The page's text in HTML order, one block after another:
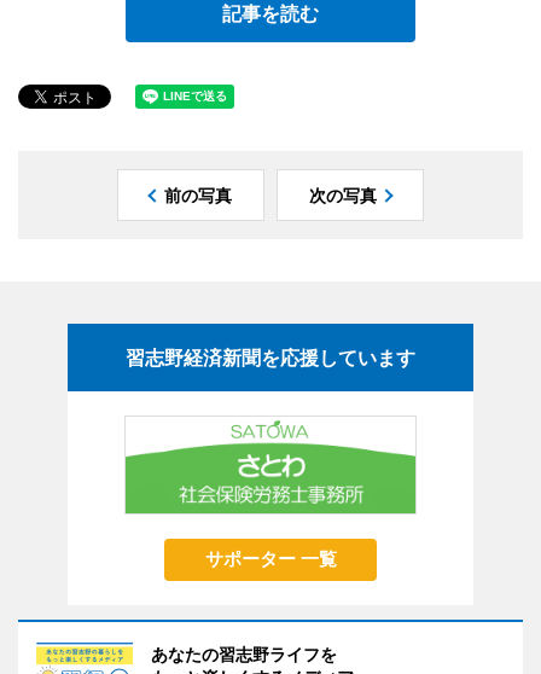
記事を読む
前の写真 次の写真
習志野経済新聞を応援しています
サポーター 一覧
あなたの習志野ライフを